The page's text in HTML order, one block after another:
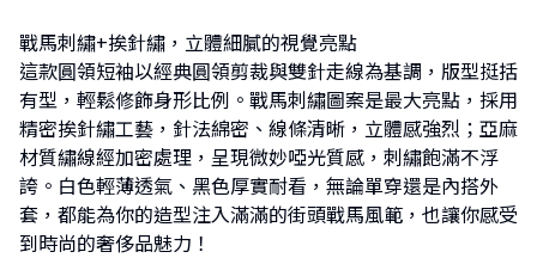
戰馬刺繡+挨針繡，立體細膩的視覺亮點
這款圓領短袖以經典圓領剪裁與雙針走線為基調，版型挺括
有型，輕鬆修飾身形比例。戰馬刺繡圖案是最大亮點，採用
精密挨針繡工藝，針法綿密、線條清晰，立體感強烈；亞麻
材質繡線經加密處理，呈現微妙啞光質感，刺繡飽滿不浮
誇。白色輕薄透氣、黑色厚實耐看，無論單穿還是內搭外
套，都能為你的造型注入滿滿的街頭戰馬風範，也讓你感受
到時尚的奢侈品魅力！